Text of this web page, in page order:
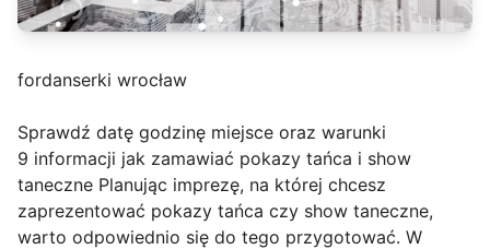
fordanserki wrocław
Sprawdź datę godzinę miejsce oraz warunki
9 informacji jak zamawiać pokazy tańca i show
taneczne Planując imprezę, na której chcesz
zaprezentować pokazy tańca czy show taneczne,
warto odpowiednio się do tego przygotować. W